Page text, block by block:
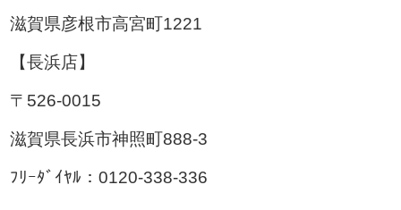
滋賀県彦根市高宮町1221
【長浜店】
〒526-0015
滋賀県長浜市神照町888-3
ﾌﾘｰﾀﾞｲﾔﾙ：0120-338-336